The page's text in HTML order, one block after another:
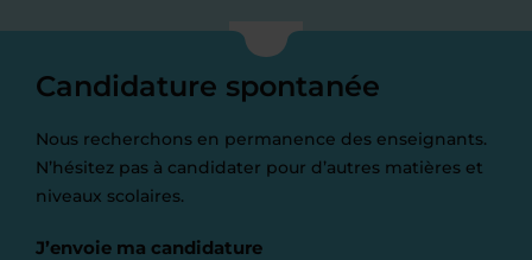
Candidature spontanée
Nous recherchons en permanence des enseignants.
N’hésitez pas à candidater pour d’autres matières et
niveaux scolaires.
J’envoie ma candidature